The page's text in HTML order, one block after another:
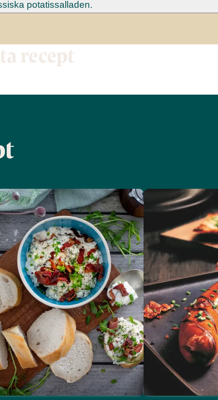
potatissalladen.
recept